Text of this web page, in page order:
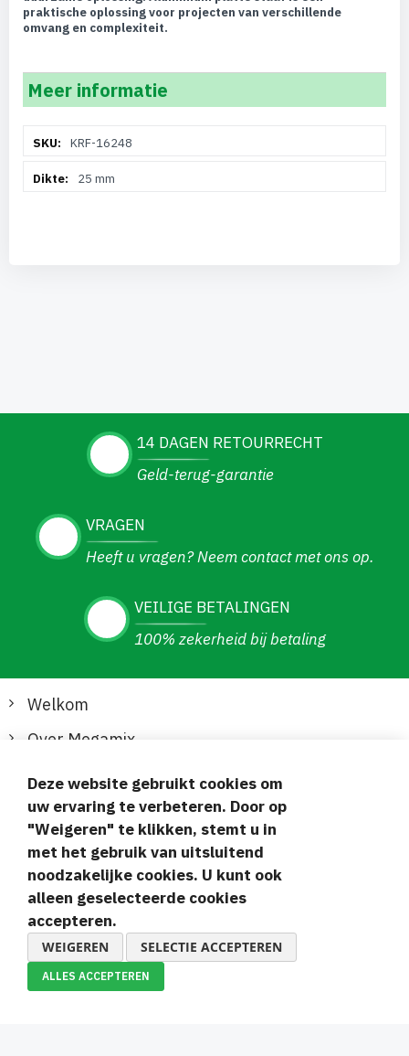
praktische oplossing voor projecten van verschillende
omvang en complexiteit.
Meer informatie
informatieKRF-16248
25 mm
14 DAGEN RETOURRECHT
Geld-terug-garantie
VRAGEN
Heeft u vragen? Neem contact met ons op.
VEILIGE BETALINGEN
100% zekerheid bij betaling
Welkom
Over Megamix
Informatie
Klantenservice
Veilige en gemakkelijke betalingen
Deze website gebruikt cookies om
uw ervaring te verbeteren. Door op
"Weigeren" te klikken, stemt u in
met het gebruik van uitsluitend
noodzakelijke cookies. U kunt ook
alleen geselecteerde cookies
accepteren.
WEIGEREN SELECTIE ACCEPTEREN
ALLES ACCEPTEREN